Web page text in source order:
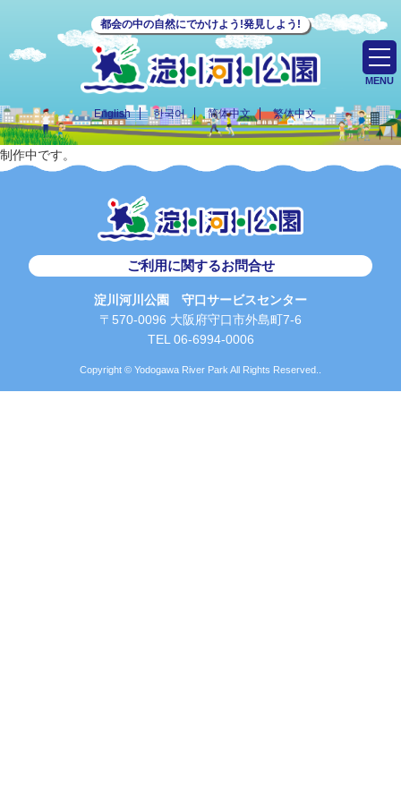
都会の中の自然にでかけよう!発見しよう!
English 한국어 简体中文 繁体中文
MENU
制作中です。
ご利用に関するお問合せ
淀川河川公園 守口サービスセンター
〒570-0096 大阪府守口市外島町7-6
TEL 06-6994-0006
Copyright © Yodogawa River Park All Rights Reserved..